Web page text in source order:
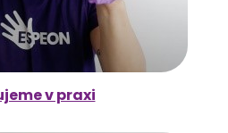
v praxi